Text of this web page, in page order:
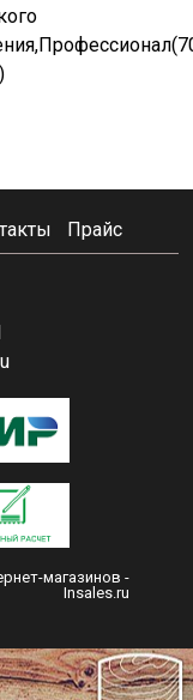
Прайс
магазинов -
Insales.ru